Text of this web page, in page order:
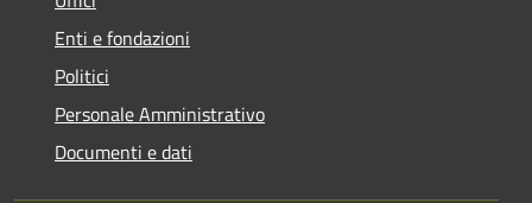
Enti e fondazioni
Politici
Personale Amministrativo
Documenti e dati